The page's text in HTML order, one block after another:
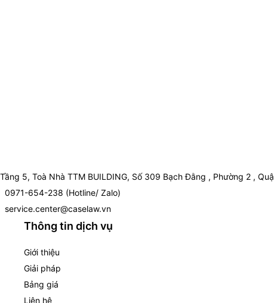
Tầng 5, Toà Nhà TTM BUILDING, Số 309 Bạch Đằng , Phường 2 ,
0971-654-238 (Hotline/ Zalo)
service.center@caselaw.vn
Thông tin dịch vụ
Giới thiệu
Giải pháp
Bảng giá
Liên hệ